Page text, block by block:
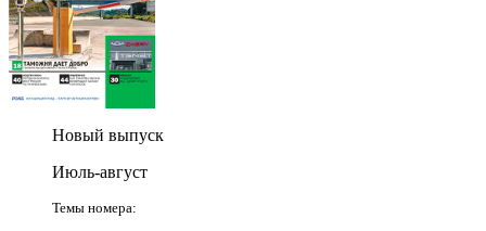
Новый выпуск
Июль-август
Темы номера: